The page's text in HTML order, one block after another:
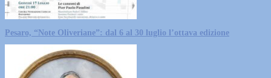
Pesaro, “Note Oliveriane”: dal 6 al 30 luglio l’ottava edizione